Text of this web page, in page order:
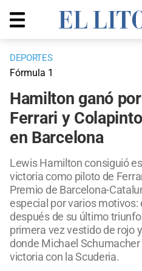
DEPORTES
Fórmula 1
Hamilton ganó
Ferrari y
en Barcelona
Lewis Hamilton consiguió
victoria como piloto de
Premio de Barcelona-
especial por varios
después de su último
primera vez vestido de rojo
donde Michael
victoria con la Scuderia.